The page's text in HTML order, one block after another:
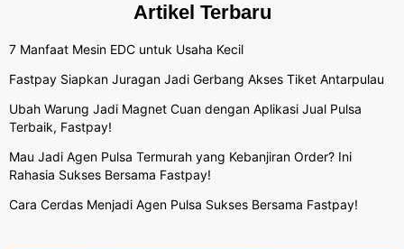
Artikel Terbaru
7 Manfaat Mesin EDC untuk Usaha Kecil
Fastpay Siapkan Juragan Jadi Gerbang Akses Tiket Antarpulau
Ubah Warung Jadi Magnet Cuan dengan Aplikasi Jual Pulsa
Terbaik, Fastpay!
Mau Jadi Agen Pulsa Termurah yang Kebanjiran Order? Ini
Rahasia Sukses Bersama Fastpay!
Cara Cerdas Menjadi Agen Pulsa Sukses Bersama Fastpay!